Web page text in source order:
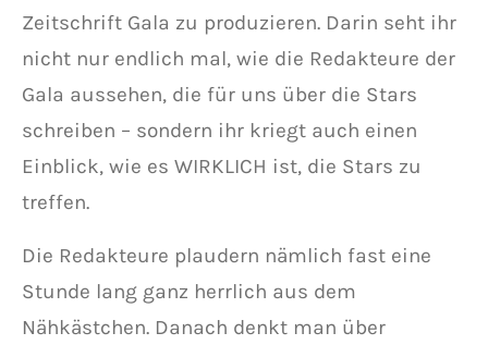
Zeitschrift Gala zu produzieren. Darin seht ihr
nicht nur endlich mal, wie die Redakteure der
Gala aussehen, die für uns über die Stars
schreiben – sondern ihr kriegt auch einen
Einblick, wie es WIRKLICH ist, die Stars zu
treffen.
Die Redakteure plaudern nämlich fast eine
Stunde lang ganz herrlich aus dem
Nähkästchen. Danach denkt man über